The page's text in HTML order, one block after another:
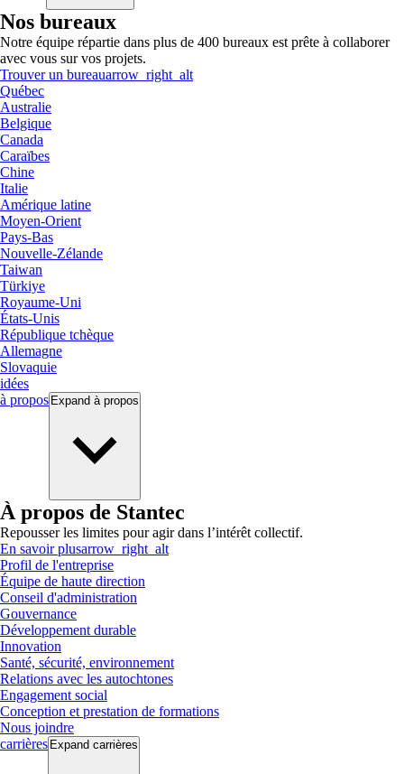
Nos bureaux
Notre équipe répartie dans plus de 400 bureaux est prête à collaborer
avec vous sur vos projets.
Trouver un bureauarrow_right_alt
Québec
Australie
Belgique
Canada
Caraïbes
Chine
Italie
Amérique latine
Moyen-Orient
Pays-Bas
Nouvelle-Zélande
Taiwan
Türkiye
Royaume-Uni
États-Unis
République tchèque
Allemagne
Slovaquie
idées
à propos Expand à propos
À propos de Stantec
Repousser les limites pour agir dans l’intérêt collectif.
En savoir plusarrow_right_alt
Profil de l'entreprise
Équipe de haute direction
Conseil d'administration
Gouvernance
Développement durable
Innovation
Santé, sécurité, environnement
Relations avec les autochtones
Engagement social
Conception et prestation de formations
Nous joindre
carrières Expand carrières